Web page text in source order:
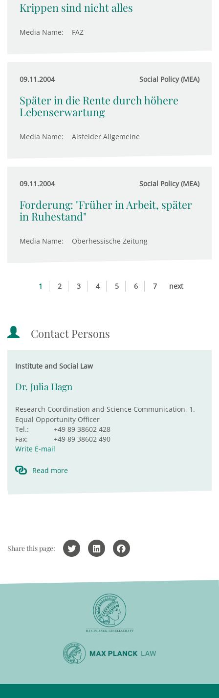
Krippen sind nicht alles
Media Name: FAZ
09.11.2004 Social Policy (MEA)
Später in die Rente durch höhere
Lebenserwartung
Media Name: Alsfelder Allgemeine
09.11.2004 Social Policy (MEA)
Forderung: "Früher in Arbeit, später
in Ruhestand"
Media Name: Oberhessische Zeitung
1 2 3 4 5 6 7 next
Contact Persons
Institute and Social Law
Dr. Julia Hagn
Research Coordination and Science Communication, 1.
Equal Opportunity Officer
Tel.:
+49 89 38602 428
Fax:
+49 89 38602 490
Write E-mail
Read more
Share this page: